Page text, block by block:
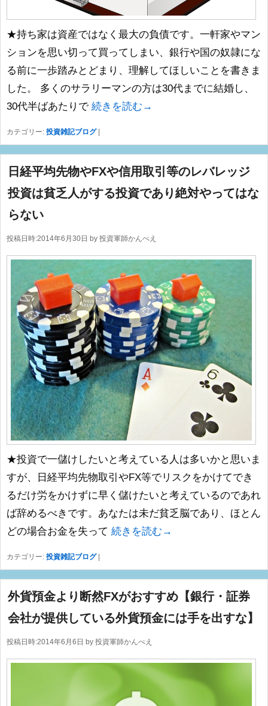
★持ち家は資産ではなく最大の負債です。一軒家やマン
ションを思い切って買ってしまい、銀行や国の奴隷にな
る前に一歩踏みとどまり、理解してほしいことを書きま
した。 多くのサラリーマンの方は30代までに結婚し、
30代半ばあたりで 続きを読む→
カテゴリー: 投資雑記ブログ |
日経平均先物やFXや信用取引等のレバレッジ
投資は貧乏人がする投資であり絶対やってはな
らない
投稿日時:2014年6月30日 by 投資軍師かんべえ
★投資で一儲けしたいと考えている人は多いかと思いま
すが、日経平均先物取引やFX等でリスクをかけてでき
るだけ労をかけずに早く儲けたいと考えているのであれ
ば辞めるべきです。あなたは未だ貧乏脳であり、ほとん
どの場合お金を失って 続きを読む→
カテゴリー: 投資雑記ブログ |
外貨預金より断然FXがおすすめ【銀行・証券
会社が提供している外貨預金には手を出すな】
投稿日時:2014年6月6日 by 投資軍師かんべえ